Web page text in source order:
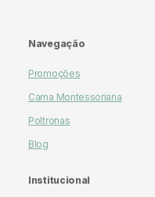
Navegação
Promoções
Cama Montessoriana
Poltronas
Blog
Institucional